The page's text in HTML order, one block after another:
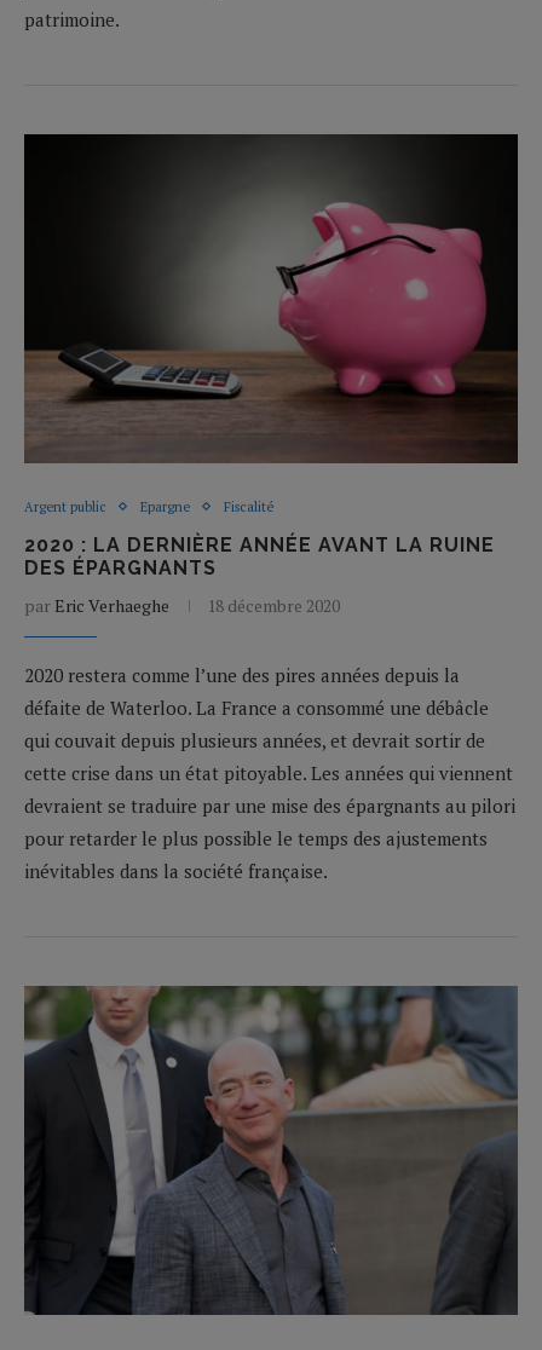
patrimoine.
Argent public Epargne Fiscalité
2020 : LA DERNIÈRE ANNÉE AVANT LA RUINE
DES ÉPARGNANTS
par Eric Verhaeghe 18 décembre 2020
2020 restera comme l’une des pires années depuis la
défaite de Waterloo. La France a consommé une débâcle
qui couvait depuis plusieurs années, et devrait sortir de
cette crise dans un état pitoyable. Les années qui viennent
devraient se traduire par une mise des épargnants au pilori
pour retarder le plus possible le temps des ajustements
inévitables dans la société française.